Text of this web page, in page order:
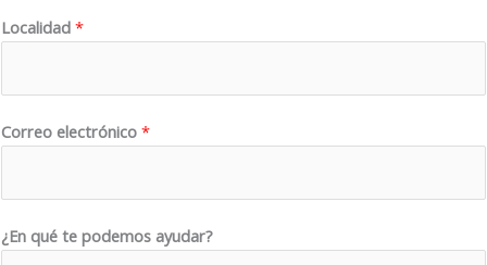
Localidad *
Correo electrónico *
o
¿En qué te podemos ayudar?